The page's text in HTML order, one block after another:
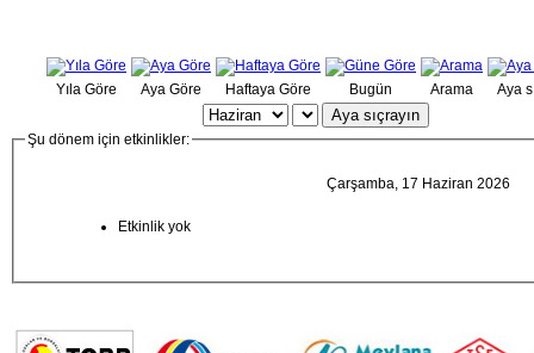
Yıla Göre Aya Göre Haftaya Göre Bugün Arama Aya
Aya sıçrayın
Şu dönem için etkinlikler:
Çarşamba, 17 Haziran 2026
Etkinlik yok